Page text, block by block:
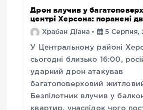
Дрон влучив у
центрі Херсона: поранені
Храбан Діана 5 Серпня,
У Центральному районі
сьогодні близько 16:00,
ударний дрон атакував
багатоповерховий
Безпілотник влучив у
квартир, унаслідок чого